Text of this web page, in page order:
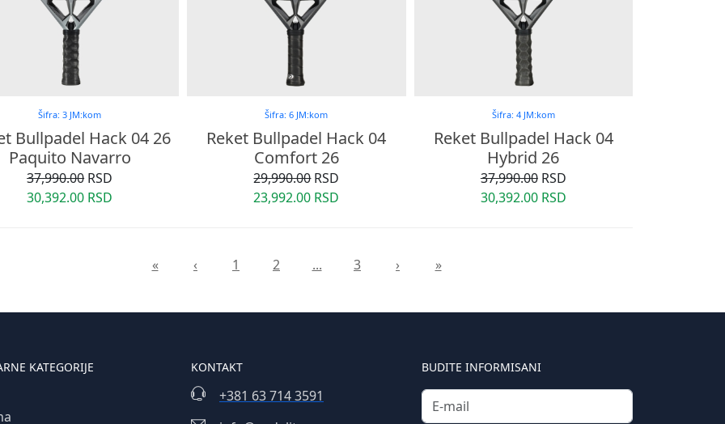
Šifra: 3 JM:kom
Bullpadel Hack 04 26
Paquito Navarro
37,990.00RSD
30,392.00 RSD
Šifra: 6 JM:kom
Reket Bullpadel Hack 04
Comfort 26
29,990.00RSD
23,992.00 RSD
Šifra: 4 JM:kom
Reket Bullpadel Hack 04
Hybrid 26
37,990.00RSD
30,392.00 RSD
« ‹ 1 2 ... 3 › »
KATEGORIJE KONTAKT
+381 63 714 3591
BUDITE INFORMISANI